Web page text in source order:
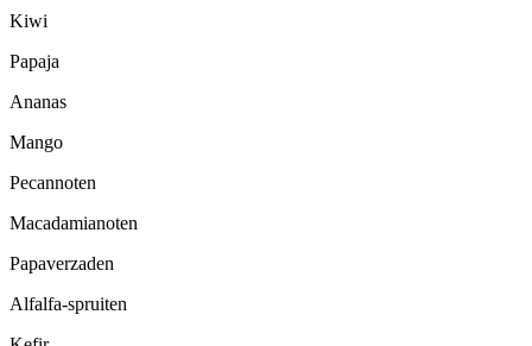
Kiwi
Papaja
Ananas
Mango
Pecannoten
Macadamianoten
Papaverzaden
Alfalfa-spruiten